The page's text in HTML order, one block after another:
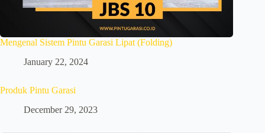
Mengenal Sistem Pintu Garasi Lipat (Folding)
January 22, 2024
Produk Pintu Garasi
December 29, 2023